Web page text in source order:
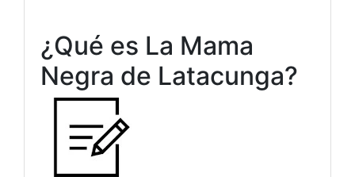
¿Qué es La Mama
Negra de Latacunga?